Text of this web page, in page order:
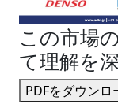
この市場
て理解を深
PDFをダウンロ